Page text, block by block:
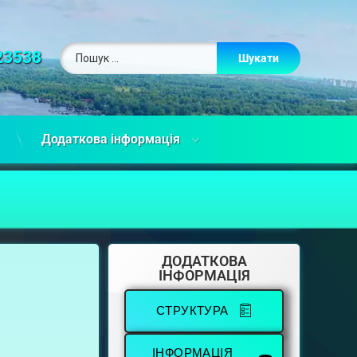
Додаткова інформація
ДОДАТКОВА
ІНФОРМАЦІЯ
СТРУКТУРА
ІНФОРМАЦІЯ